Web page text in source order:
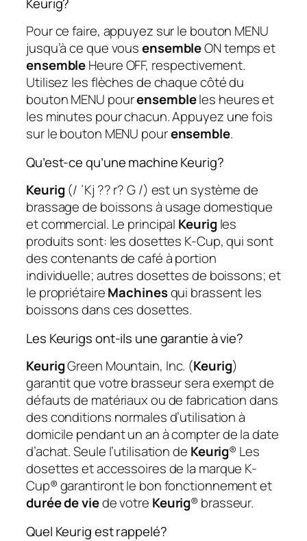
Pour ce faire, appuyez sur le bouton MENU
jusqu’à ce que vousensembleON temps et
ensembleHeure OFF, respectivement.
Utilisez les flèches de chaque côté du
bouton MENU pourensembleles heures et
les minutes pour chacun. Appuyez une fois
sur le bouton MENU pourensemble.
Qu’est-ce qu’une machine Keurig?
Keurig (/ ˈKj ?? r? G /) est un système de
brassage de boissons à usage domestique
et commercial. Le principal Keurig les
produits sont: les dosettes K-Cup, qui sont
des contenants de café à portion
individuelle; autres dosettes de boissons; et
le propriétaireMachinesqui brassent les
boissons dans ces dosettes.
Les Keurigs ont-ils une garantie à vie?
KeurigGreen Mountain, Inc. (Keurig)
garantit que votre brasseur sera exempt de
défauts de matériaux ou de fabrication dans
des conditions normales d’utilisation à
domicile pendant un an à compter de la date
d’achat. Seule l’utilisation de Keurig® Les
dosettes et accessoires de la marque K-
Cup® garantiront le bon fonctionnement et
durée de viede votre Keurig® brasseur.
Quel Keurig est rappelé?